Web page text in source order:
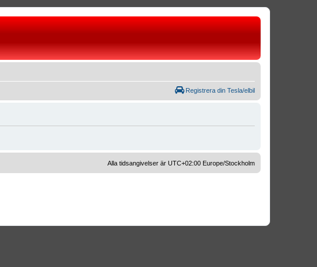
Registrera din Tesla/elbil
Alla tidsangivelser är UTC+02:00 Europe/Stockholm